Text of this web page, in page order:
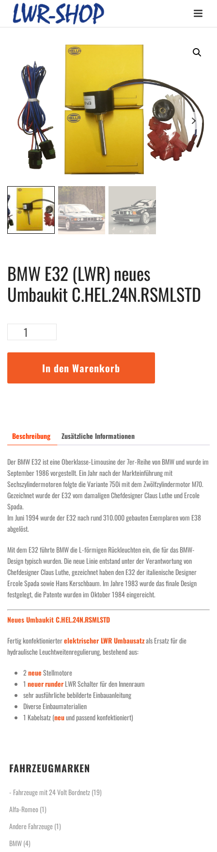
BMW E32 (LWR) neues
Umbaukit C.HEL.24N.RSMLSTD
E32
(LWR)
C.HEL.24N.RSMLSTD
In den Warenkorb
Beschreibung Zusätzliche Informationen
Der BMW E32 ist eine Oberklasse-Limousine der 7er-Reihe von BMW und wurde im
September 1986 vorgestellt. Ein Jahr nach der Markteinführung mit
Sechszylindermotoren folgte die Variante 750i mit dem Zwölfzylindermotor M70.
Gezeichnet wurde der E32 vom damaligen Chefdesigner Claus Luthe und Ercole
Spada.
Im Juni 1994 wurde der E32 nach rund 310.000 gebauten Exemplaren vom E38
abgelöst.
Mit dem E32 führte BMW die L-förmigen Rückleuchten ein, die für das BMW-
Design typisch wurden. Die neue Linie entstand unter der Verantwortung von
Chefdesigner Claus Luthe, gezeichnet haben den E32 der italienische Designer
Ercole Spada sowie Hans Kerschbaum. Im Jahre 1983 wurde das finale Design
festgelegt, die Patente wurden im Oktober 1984 eingereicht.
Neues Umbaukit C.HEL.24N.RSMLSTD
Fertig konfektionierterelektrischer LWR Umbausatzals Ersatz für die
hydraulische Leuchtweitenregulierung, bestehend aus:
2neueStellmotore
1 neuerrunderLWR Schalter für den Innenraum
sehr ausführliche bebilderte Einbauanleitung
Diverse Einbaumaterialien
1 Kabelsatz (neuund passend konfektioniert)
FAHRZEUGMARKEN
- Fahrzeuge mit 24 Volt Bordnetz(19)
Alfa-Romeo(1)
Andere Fahrzeuge(1)
BMW(4)